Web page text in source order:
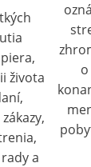
života
a